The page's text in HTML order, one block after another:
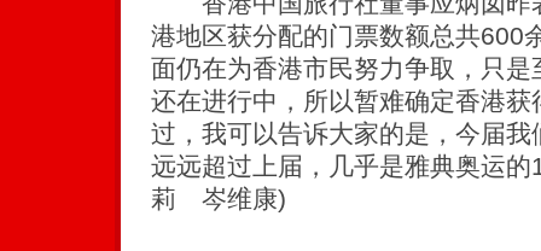
港地区获分配的门票数额总共600
面仍在为香港市民努力争取，只
还在进行中，所以暂难确定香港获
过，我可以告诉大家的是，今届
远远超过上届，几乎是雅典奥运
莉 岑维康)